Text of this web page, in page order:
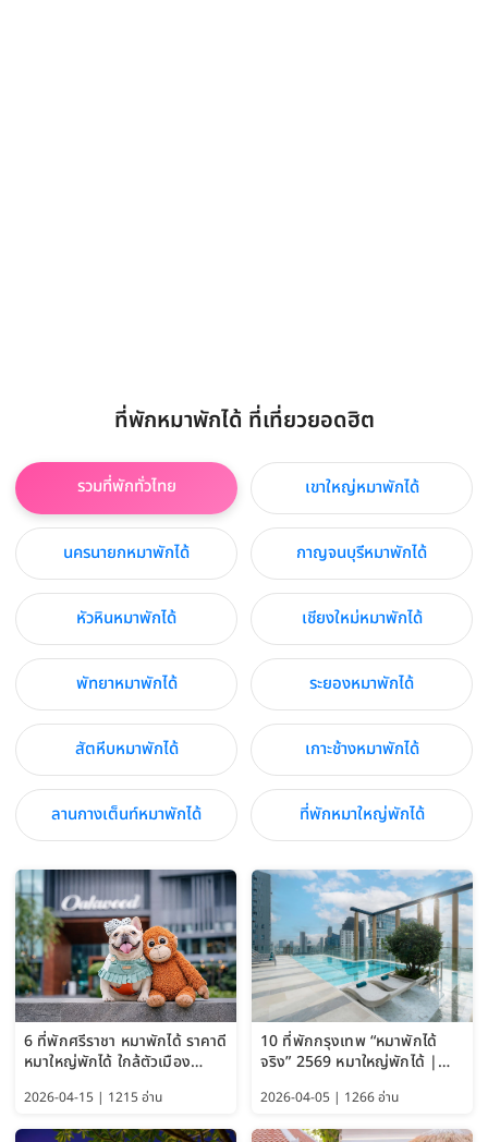
ที่พักหมาพักได้ ที่เที่ยวยอดฮิต
รวมที่พักทั่วไทย เขาใหญ่หมาพักได้
นครนายกหมาพักได้ กาญจนบุรีหมาพักได้
หัวหินหมาพักได้ เชียงใหม่หมาพักได้
พัทยาหมาพักได้ ระยองหมาพักได้
สัตหีบหมาพักได้ เกาะช้างหมาพักได้
ลานกางเต็นท์หมาพักได้ ที่พักหมาใหญ่พักได้
6 ที่พักศรีราชา หมาพักได้ ราคาดี
หมาใหญ่พักได้ ใกล้ตัวเมือง
2026-04-15 | 1215 อ่าน
10 ที่พักกรุงเทพ “หมาพักได้
จริง” 2569 หมาใหญ่พักได้ |
Bangkok อัปเดตล่าสุด
2026-04-05 | 1266 อ่าน